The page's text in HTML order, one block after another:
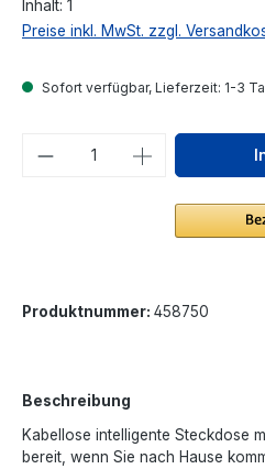
Inhalt: 1
Preise inkl. MwSt. zzgl.
Sofort verfügbar, Lieferzeit: 1-3
Produkt Anzahl:
Produktnummer: 458750
Beschreibung
Kabellose intelligente Steckdose
bereit, wenn Sie nach Hause